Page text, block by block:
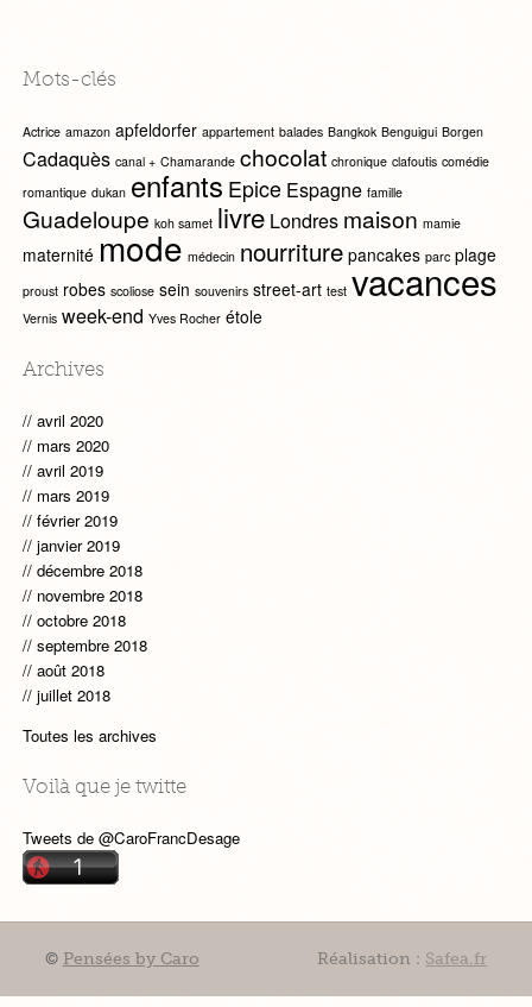
Mots-clés
Actrice amazon apfeldorfer appartement balades Bangkok Benguigui Borgen
Cadaquès canal + Chamarande chocolat chronique clafoutis comédie
romantique dukan enfants Epice Espagne famille
Guadeloupe koh samet livre Londres maison mamie
maternité mode médecin nourriture pancakes parc plage
proust robes scoliose sein souvenirs street-art test vacances
Vernis week-end Yves Rocher étole
Archives
avril 2020
mars 2020
avril 2019
mars 2019
février 2019
janvier 2019
décembre 2018
novembre 2018
octobre 2018
septembre 2018
août 2018
juillet 2018
Toutes les archives
Voilà que je twitte
Tweets de @CaroFrancDesage
© Pensées by Caro Réalisation : Safea.fr